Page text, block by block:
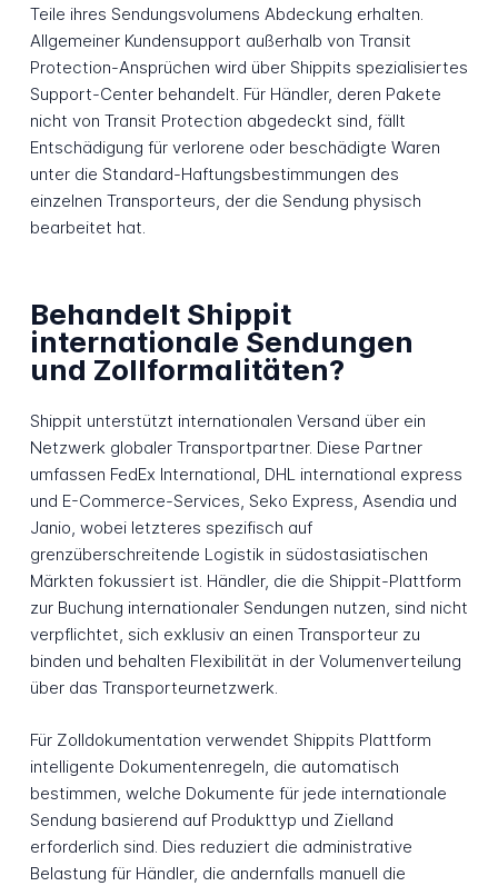
Teile ihres Sendungsvolumens Abdeckung erhalten.
Allgemeiner Kundensupport außerhalb von Transit
Protection-Ansprüchen wird über Shippits spezialisiertes
Support-Center behandelt. Für Händler, deren Pakete
nicht von Transit Protection abgedeckt sind, fällt
Entschädigung für verlorene oder beschädigte Waren
unter die Standard-Haftungsbestimmungen des
einzelnen Transporteurs, der die Sendung physisch
bearbeitet hat.
Behandelt Shippit
internationale Sendungen
und Zollformalitäten?
Shippit unterstützt internationalen Versand über ein
Netzwerk globaler Transportpartner. Diese Partner
umfassen FedEx International, DHL international express
und E-Commerce-Services, Seko Express, Asendia und
Janio, wobei letzteres spezifisch auf
grenzüberschreitende Logistik in südostasiatischen
Märkten fokussiert ist. Händler, die die Shippit-Plattform
zur Buchung internationaler Sendungen nutzen, sind nicht
verpflichtet, sich exklusiv an einen Transporteur zu
binden und behalten Flexibilität in der Volumenverteilung
über das Transporteurnetzwerk.
Für Zolldokumentation verwendet Shippits Plattform
intelligente Dokumentenregeln, die automatisch
bestimmen, welche Dokumente für jede internationale
Sendung basierend auf Produkttyp und Zielland
erforderlich sind. Dies reduziert die administrative
Belastung für Händler, die andernfalls manuell die